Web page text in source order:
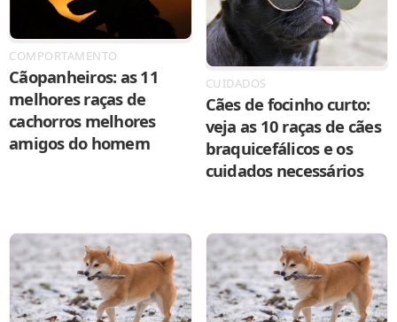
COMPORTAMENTO
Cãopanheiros: as 11
melhores raças de
cachorros melhores
amigos do homem
CUIDADOS
Cães de focinho curto:
veja as 10 raças de cães
braquicefálicos e os
cuidados necessários